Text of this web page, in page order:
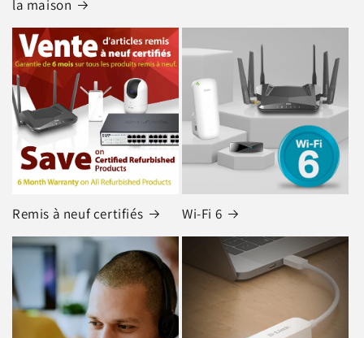
la maison
Remis à neuf certifiés Wi-Fi 6